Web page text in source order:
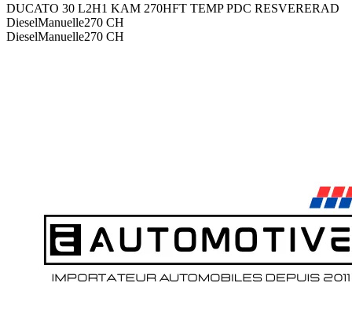
DUCATO 30 L2H1 KAM 270HFT TEMP PDC RESVERERAD
DieselManuelle270 CH
DieselManuelle270 CH